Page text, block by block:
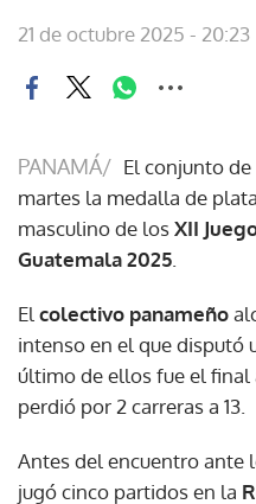
21 de octubre 2025 - 20:23
PANAMÁ/ El conjunto de
martes la medalla de
masculino de losXII
Guatemala 2025
El colectivo panameño
intenso en el que disputó
último de ellos fue el final
perdió por 2 carreras a 13.
Antes del encuentro ante
jugó cinco partidos en la